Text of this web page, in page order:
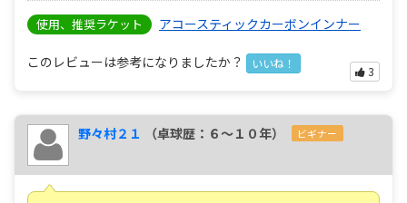
使用、推奨ラケット アコースティックカーボンインナー
このレビューは参考になりましたか？ いいね！
3
野々村２１ （卓球歴：６～１０年） ビギナー